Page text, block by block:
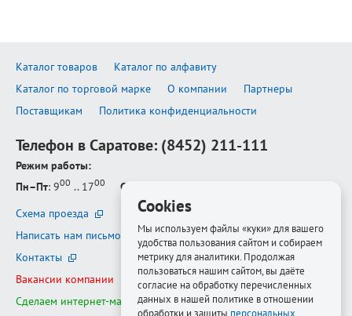
Каталог товаров
Каталог по алфавиту
Каталог по торговой марке
О компании
Партнеры
Поставщикам
Политика конфиденциальности
Телефон в Саратове: (8452) 211-111
Режим работы:
Пн–Пт: 900 .. 1700 Сб–Вс
Схема проезда
Написать нам письмо
Контакты
Вакансии компании
Сделаем интернет-магазин ещё лучше
Cookies
Мы используем файлы «куки» для вашего
удобства пользования сайтом и собираем
метрику для аналитики. Продолжая
пользоваться нашим сайтом, вы даёте
согласие на обработку перечисленных
данных в нашей политике в отношении
обработки и защиты персональных